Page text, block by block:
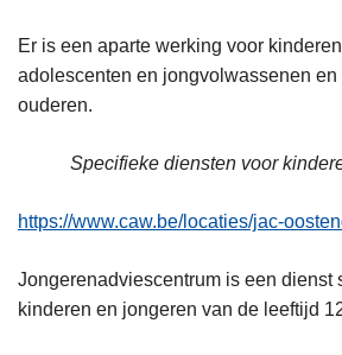
Er is een aparte werking voor
adolescenten en jongvolwassenen
ouderen.
Specifieke diensten voor
https://www.caw.be/locaties/jac-
Jongerenadviescentrum is een dienst
kinderen en jongeren van de leeftijd